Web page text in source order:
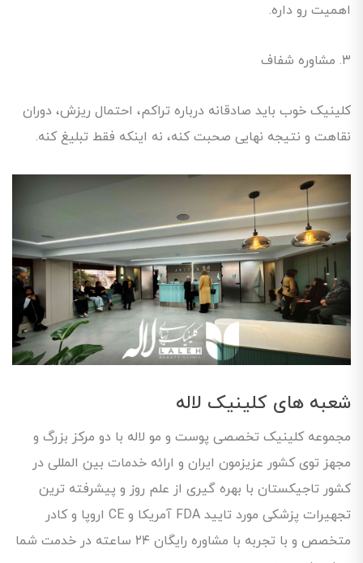
اهمیت رو داره.
۳. مشاوره شفاف
کلینیک خوب باید صادقانه درباره تراکم، احتمال ریزش، دوران
نقاهت و نتیجه نهایی صحبت کنه، نه اینکه فقط تبلیغ کنه.
شعبه های کلینیک‌ لاله
مجموعه کلینیک تخصصی پوست و مو لاله با دو مرکز بزرگ و
مجهز توی کشور عزیزمون ایران و ارائه خدمات بین المللی در
کشور تاجیکستان با بهره گیری از علم روز و پیشرفته ترین
تجهیرات پزشکی مورد تایید FDA آمریکا و CE اروپا و کادر
متخصص و با تجربه با مشاوره رایگان ۲۴ ساعته در خدمت شما